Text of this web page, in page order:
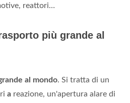
reattori…
più grande al
al mondo. Si tratta di un
a reazione, un'apertura alare di